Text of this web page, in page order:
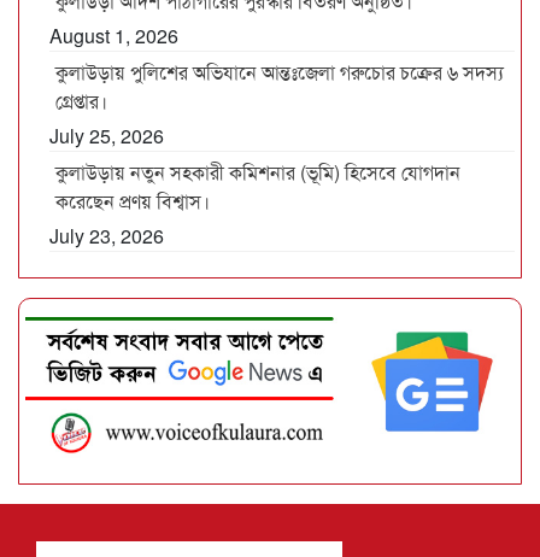
August 1, 2026
কুলাউড়ায় পুলিশের অভিযানে আন্তঃজেলা গরুচোর চক্রের ৬ সদস্য
গ্রেপ্তার।
July 25, 2026
কুলাউড়ায় নতুন সহকারী কমিশনার (ভূমি) হিসেবে যোগদান
করেছেন প্রণয় বিশ্বাস।
July 23, 2026